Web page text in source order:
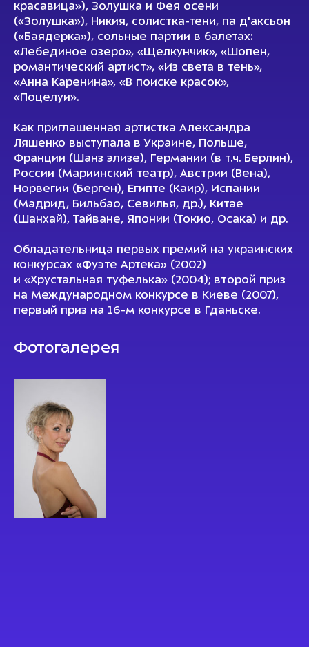
красавица»), Золушка и Фея осени
(«Золушка»), Никия, солистка-тени, па д'аксьон
(«Баядерка»), сольные партии в балетах:
«Лебединое озеро», «Щелкунчик», «Шопен,
романтический артист», «Из света в тень»,
«Анна Каренина», «В поиске красок»,
«Поцелуи».
Как приглашенная артистка Александра
Ляшенко выступала в Украине, Польше,
Франции (Шанз элизе), Германии (в т.ч. Берлин),
России (Мариинский театр), Австрии (Вена),
Норвегии (Берген), Египте (Каир), Испании
(Мадрид, Бильбао, Севилья, др.), Китае
(Шанхай), Тайване, Японии (Токио, Осака) и др.
Обладательница первых премий на украинских
конкурсах «Фуэте Артека» (2002)
и «Хрустальная туфелька» (2004); второй приз
на Международном конкурсе в Киеве (2007),
первый приз на 16-м конкурсе в Гданьске.
Фотогалерея